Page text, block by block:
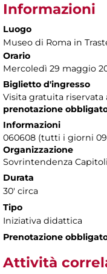
Informazioni
Luogo
Museo di Roma in
Orario
Mercoledì 29 maggio
Biglietto d'ingresso
Visita gratuita riservata
prenotazione
Informazioni
060608 (tutti i giorni
Organizzazione
Sovrintendenza
Durata
30' circa
Tipo
Iniziativa didattica
Prenotazione
Attività